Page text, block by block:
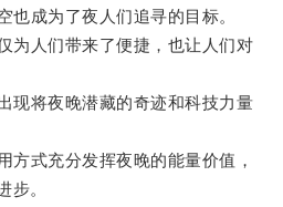
成为了夜人们追寻的目标。
人们带来了便捷，也让人们对
将夜晚潜藏的奇迹和科技力量
式充分发挥夜晚的能量价值，
步。